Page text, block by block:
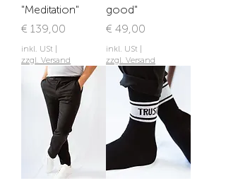
"Meditation"
Preis
€ 139,00
inkl. USt |
zzgl. Versand
good"
Preis
€ 49,00
inkl. USt |
zzgl. Versand